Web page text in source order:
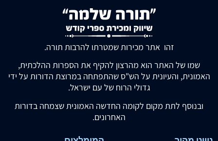
זהו אתר מכירות שמטרתו להרבות תורה.
שמו של האתר הוא מהרצון להקיף את הספרות ההלכתית,
האמונית, והעיונית על הש"ס שהתפתחה במרוצת הדורות על ידי
גדולי הרוח של עם ישראל.
ובנוסף לתת מקום לקומה החדשה האמונית שצמחה בדורות
האחרונים.